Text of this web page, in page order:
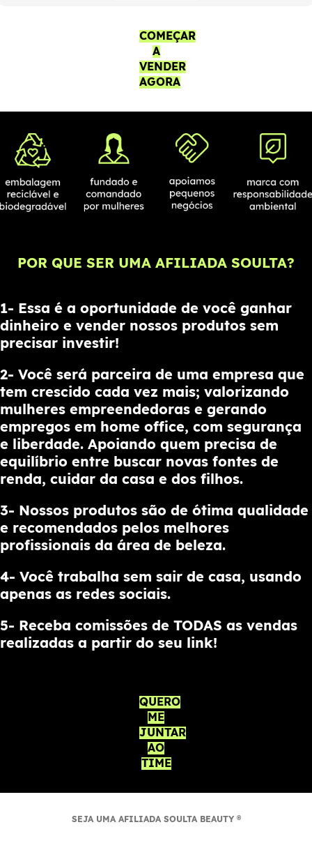
COMEÇAR
A
VENDER
AGORA
POR QUE SER UMA AFILIADA SOULTA?
1- Essa é a oportunidade de você ganhar
dinheiro e vender nossos produtos sem
precisar investir!
2- Você será parceira de uma empresa que
tem crescido cada vez mais; valorizando
mulheres empreendedoras e gerando
empregos em home office, com segurança
e liberdade. Apoiando quem precisa de
equilíbrio entre buscar novas fontes de
renda, cuidar da casa e dos filhos.
3- Nossos produtos são de ótima qualidade
e recomendados pelos melhores
profissionais da área de beleza.
4- Você trabalha sem sair de casa, usando
apenas as redes sociais.
5- Receba comissões de TODAS as vendas
realizadas a partir do seu link!
QUERO
ME
JUNTAR
AO
TIME
SEJA UMA AFILIADA SOULTA BEAUTY ®